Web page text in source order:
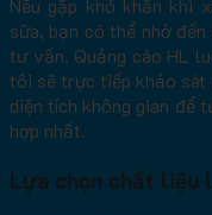
Nếu gặp khó khăn khi
sữa, bạn có thể nhờ
tư vấn. Quảng cáo HL
tôi sẽ trực tiếp khảo
diện tích không gian để
hợp nhất.
Lựa chọn chất liệu